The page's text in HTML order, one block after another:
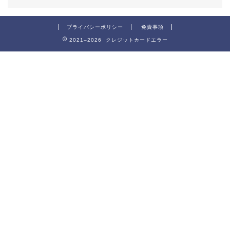
プライバシーポリシー 免責事項
2021–2026 クレジットカードエラー